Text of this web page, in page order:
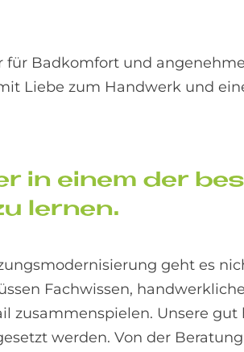
für Badkomfort und
Liebe zum Handwerk und
in ei­nem der
ler­nen.
geht es
Fachwissen,
zusammenspielen. Unsere
werden. Von der